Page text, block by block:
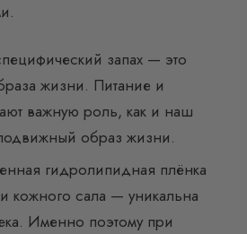
запах — это
жизни. Питание и
важную роль, как и наш
образ жизни.
гидролипидная плёнка
кожного сала — уникальна
Именно поэтому при